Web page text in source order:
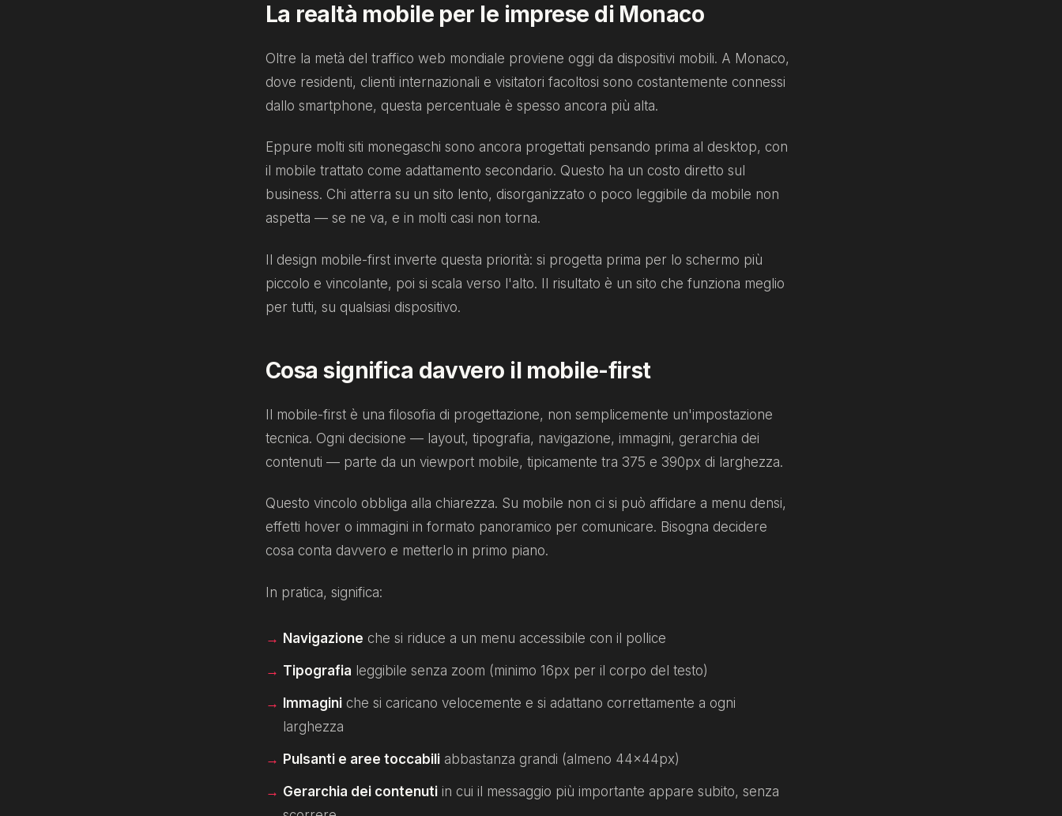
La realtà mobile per le imprese di Monaco
Oltre la metà del traffico web mondiale proviene oggi da dispositivi mobili. A Monaco,
dove residenti, clienti internazionali e visitatori facoltosi sono costantemente connessi
dallo smartphone, questa percentuale è spesso ancora più alta.
Eppure molti siti monegaschi sono ancora progettati pensando prima al desktop, con
il mobile trattato come adattamento secondario. Questo ha un costo diretto sul
business. Chi atterra su un sito lento, disorganizzato o poco leggibile da mobile non
aspetta — se ne va, e in molti casi non torna.
Il design mobile-first inverte questa priorità: si progetta prima per lo schermo più
piccolo e vincolante, poi si scala verso l'alto. Il risultato è un sito che funziona meglio
per tutti, su qualsiasi dispositivo.
Cosa significa davvero il mobile-first
Il mobile-first è una filosofia di progettazione, non semplicemente un'impostazione
tecnica. Ogni decisione — layout, tipografia, navigazione, immagini, gerarchia dei
contenuti — parte da un viewport mobile, tipicamente tra 375 e 390px di larghezza.
Questo vincolo obbliga alla chiarezza. Su mobile non ci si può affidare a menu densi,
effetti hover o immagini in formato panoramico per comunicare. Bisogna decidere
cosa conta davvero e metterlo in primo piano.
In pratica, significa:
Navigazione che si riduce a un menu accessibile con il pollice
Tipografia leggibile senza zoom (minimo 16px per il corpo del testo)
Immagini che si caricano velocemente e si adattano correttamente a ogni
larghezza
Pulsanti e aree toccabili abbastanza grandi (almeno 44×44px)
Gerarchia dei contenuti in cui il messaggio più importante appare subito, senza